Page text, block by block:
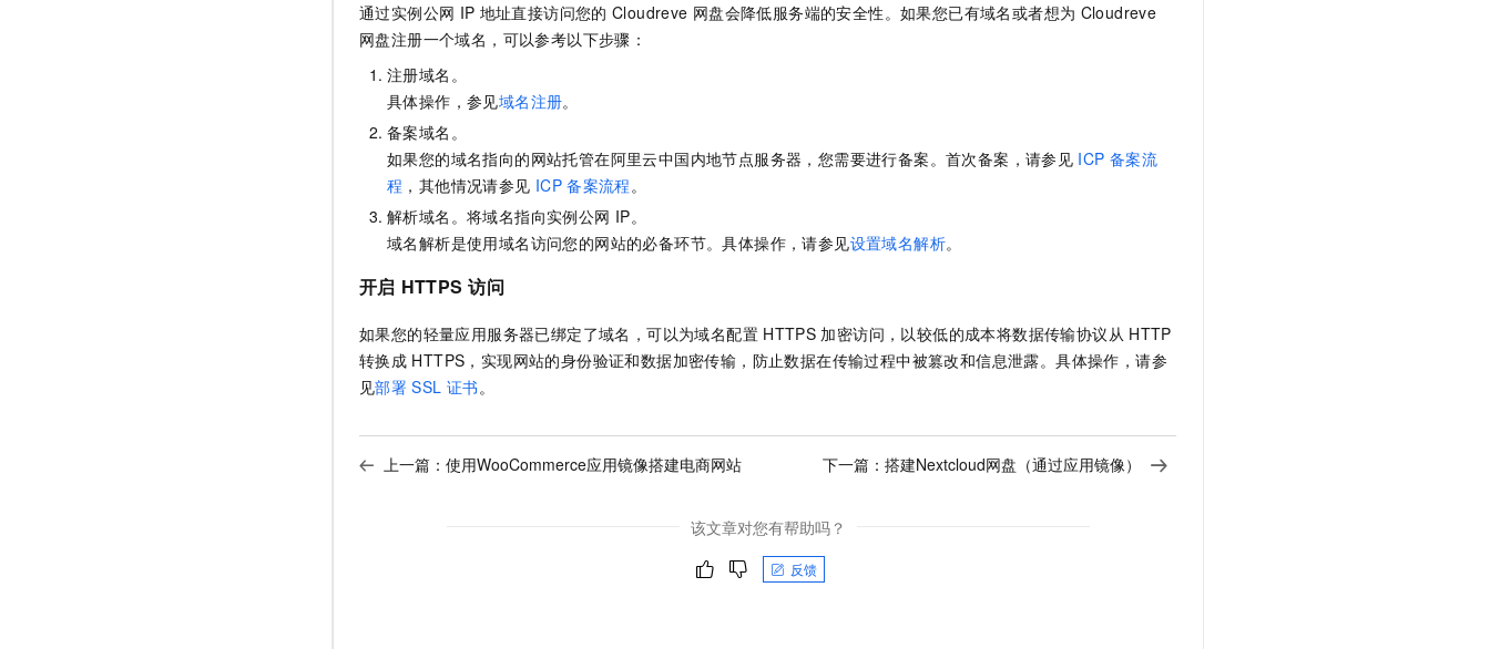
通过实例公网 IP 地址直接访问您的 Cloudreve 网盘会降低服务端的安全性。如果您已有域名或者想为 Cloudreve
网盘注册一个域名，可以参考以下步骤：
注册域名。
具体操作，参见域名注册。
备案域名。
如果您的域名指向的网站托管在阿里云中国内地节点服务器，您需要进行备案。 首次备案，请参见 ICP 备案流
程 ，其他情况请参见 ICP 备案流程。
解析域名。将域名指向实例公网 IP。
域名解析是使用域名访问您的网站的必备环节。具体操作，请参见设置域名解析。
开启 HTTPS 访问
如果您的轻量应用服务器已绑定了域名，可以为域名配置 HTTPS 加密访问，以较低的成本将数据传输协议从 HTTP
转换成 HTTPS，实现网站的身份验证和数据加密传输，防止数据在传输过程中被篡改和信息泄露。具体操作，请参
见部署 SSL 证书 。
上一篇： 使用WooCommerce应用镜像搭建电商网站 下一篇： 搭建Nextcloud网盘（通过应用镜像）
该文章对您有帮助吗？
反馈